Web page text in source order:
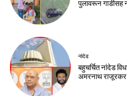
पुलावरून गाडीसह
नांदेड
बहुचर्चित नांदेड
अमरनाथ राजूरकर